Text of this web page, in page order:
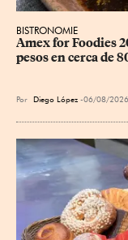
BISTRONOMIE
Amex for Foodies
pesos en cerca de
Por Diego López 06/08/